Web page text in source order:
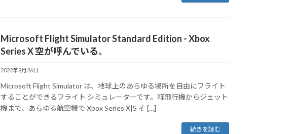
Microsoft Flight Simulator Standard Edition - Xbox
Series X 空が呼んでいる。
2022年9月26日
Microsoft Flight Simulator は、地球上のあらゆる場所を自由にフライト
することができるフライト シミュレーターです。軽飛行機からジェット
機まで、あらゆる航空機で Xbox Series X|S そ […]
続きを読む